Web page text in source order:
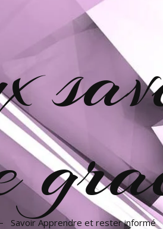
Savoir Apprendre et rester informé